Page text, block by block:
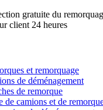
gratuite du
client 24 heures
et remorquage
de déménagement
de remorque
de camions et de